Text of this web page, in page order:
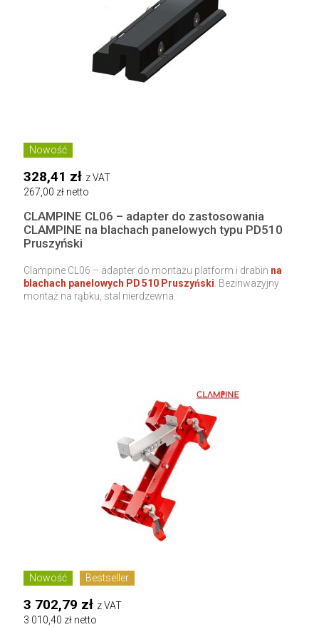
Nowość
328,41 zł z VAT
267,00 zł netto
CLAMPINE CL06 – adapter do zastosowania
CLAMPINE na blachach panelowych typu PD510
Pruszyński
Clampine CL06 – adapter do montażu platform i drabin na
blachach panelowych PD 510 Pruszyński. Bezinwazyjny
montaż na rąbku, stal nierdzewna.
Nowość Bestseller
3 702,79 zł z VAT
3 010,40 zł netto